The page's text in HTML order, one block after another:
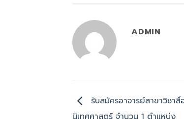
ADMIN
รับสมัครอาจารย์สาขาวิชา
นิเทศศาสตร์ จำนวน 1 ตำแหน่ง